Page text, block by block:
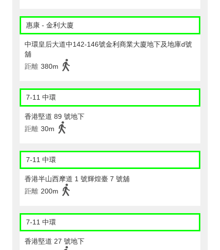
惠康 - 金利大廈
中環皇后大道中142-146號金利商業大廈地下及地庫d號
舖
距離 380m
7-11 中環
香港堅道 89 號地下
距離 30m
7-11 中環
香港半山西摩道 1 號輝煌臺 7 號舖
距離 200m
7-11 中環
香港堅道 27 號地下